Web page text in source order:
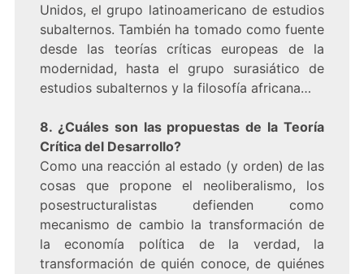
Unidos, el grupo latinoamericano de estudios
subalternos. También ha tomado como fuente
desde las teorías críticas europeas de la
modernidad, hasta el grupo surasiático de
estudios subalternos y la filosofía africana…
8. ¿Cuáles son las propuestas de la Teoría
Crítica del Desarrollo?
Como una reacción al estado (y orden) de las
cosas que propone el neoliberalismo, los
posestructuralistas defienden como
mecanismo de cambio la transformación de
la economía política de la verdad, la
transformación de quién conoce, de quiénes